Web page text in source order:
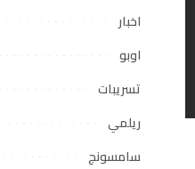
اخبار
اوبو
تسريبات
ريلمي
سامسونج